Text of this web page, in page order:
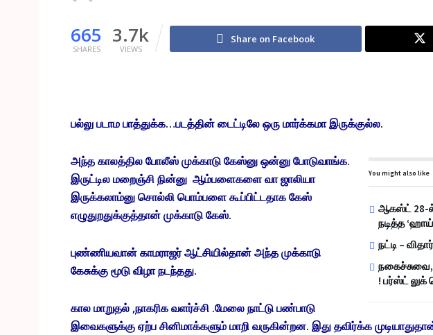
665
SHARES
3.7k
VIEWS
Share on Facebook
பல்லு படாம பாத்துக்க…படத்தின் டைட்டிலே ஒரு மார்க்கமா இருக்குல்ல.
You might also like
ஆகஸ்ட் 28-ல்
நடித்த
நட்டி –
! பர்ஸ்ட் லுக்
அந்த காலத்தில போலீஸ் முக்காடு கேஸ்னு ஒன்னு போடுவாங்க.
இருட்டில மறைஞ்சி நின்னு ஆம்பளைகளை வா ஜாலியா
இருக்கலாம்னு சொல்லி பொம்பளை கூப்பிட்டதாக கேஸ்
எழுதுறதுக்குத்தான் முக்காடு கேஸ்.
புண்ணியவான் காமராஜர் ஆட்சியில்தான் அந்த முக்காடு
கேசுக்கு மூடு விழா நடந்தது.
கால மாறுதல் ,நாகரிக வளர்ச்சி .மேலை நாட்டு பண்பாடு
இவைகளுக்கு ஏற்ப சினிமாக்களும் மாறி வருகின்றன. இது தவிர்க்க